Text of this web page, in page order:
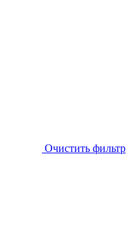
Очистить фильтр